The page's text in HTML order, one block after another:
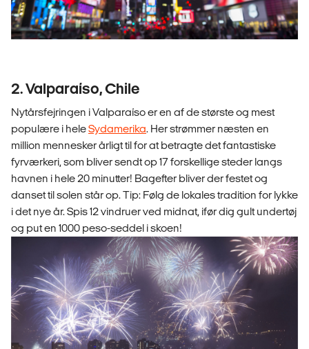
2. Valparaíso, Chile
Nytårsfejringen i Valparaíso er en af de største og mest
populære i heleSydamerika. Her strømmer næsten en
million mennesker årligt til for at betragte det fantastiske
fyrværkeri, som bliver sendt op 17 forskellige steder langs
havnen i hele 20 minutter! Bagefter bliver der festet og
danset til solen står op. Tip: Følg de lokales tradition for lykke
i det nye år. Spis 12 vindruer ved midnat, ifør dig gult undertøj
og put en 1000 peso-seddel i skoen!